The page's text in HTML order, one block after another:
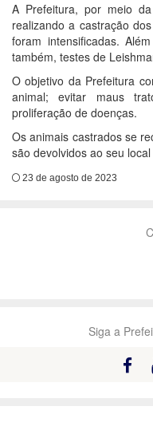
A Prefeitura, por meio
realizando a castração
foram intensificadas.
também, testes de
O objetivo da Prefeitura
animal; evitar maus
proliferação de doenças.
Os animais castrados se
são devolvidos ao seu
23 de agosto de 2023
Siga a